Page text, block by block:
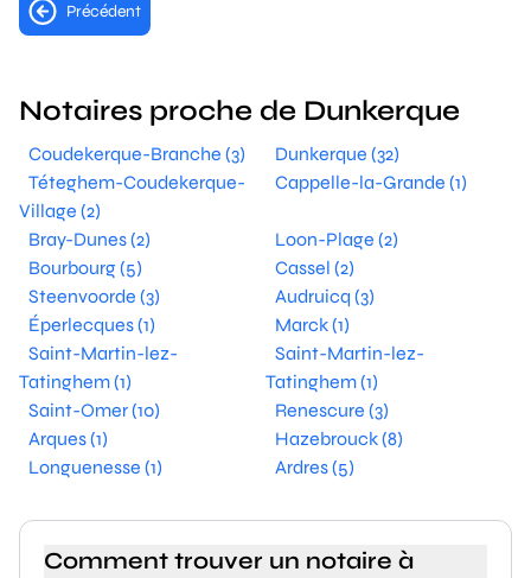
Précédent
Notaires proche de Dunkerque
Coudekerque-Branche (3)
Dunkerque (32)
Téteghem-Coudekerque-
Village (2)
Cappelle-la-Grande (1)
Bray-Dunes (2)
Loon-Plage (2)
Bourbourg (5)
Cassel (2)
Steenvoorde (3)
Audruicq (3)
Éperlecques (1)
Marck (1)
Saint-Martin-lez-
Tatinghem (1)
Saint-Martin-lez-
Tatinghem (1)
Saint-Omer (10)
Renescure (3)
Arques (1)
Hazebrouck (8)
Longuenesse (1)
Ardres (5)
Comment trouver un notaire à